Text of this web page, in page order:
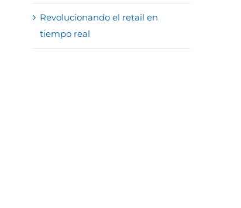
Revolucionando el retail en
tiempo real